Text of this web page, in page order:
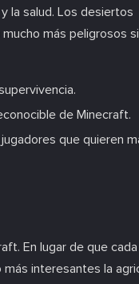
la salud. Los desiertos
más peligrosos
de Minecraft.
que quieren
En lugar de que
interesantes la